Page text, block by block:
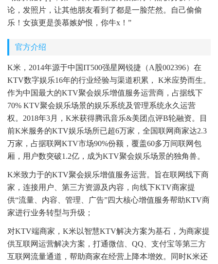
论，发照片，让其他朋友看到了都是一脸茫然。自己偷偷
乐！女孩更是羡慕嫉妒恨，你牛x！”
官方介绍
K米，2014年源于中国IT500强星网锐捷（A股002396）在
KTV数字娱乐16年的行业经验与渠道积累， K米应势而生。
作为中国最大的KTV聚会娱乐增值服务运营商，占据线下
70% KTV聚会娱乐场景的娱乐系统及管理系统永久运营
权。2018年3月，K米获得腾讯音乐&美团点评B轮融资。目
前K米服务的KTV娱乐场所已超6万家，全国联网商家达2.3
万家，占据联网KTV市场90%份额，覆盖60多万间联网包
厢，用户数突破1.2亿，成为KTV聚会娱乐场景的独角兽。
K米致力于的KTV聚会娱乐增值服务运营。旨在联网线下商
家，连接用户、第三方资源及内容，向线下KTV商家提
供“流量、内容、管理、广告”四大核心增值服务帮助KTV商
家进行业务转型与升级；
对KTV端商家，K米以智慧KTV解决方案为基石，为商家提
供互联网运营解决方案，打通微信、QQ、支付宝等第三方
互联网流量通道，帮助商家在经营上降本增效。同时K米还